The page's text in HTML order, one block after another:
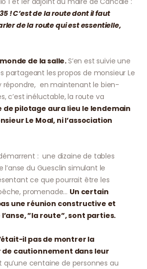
! C’est de la route dont il faut
de la route qui est essentielle,
de la salle.S’en est suivie une
partageant les propos de monsieur Le
répondre, en maintenant le bien-
c’est inéluctable, la route va
de pilotage aura lieu le lendemain
Le Moal, ni l’association
: une dizaine de tables
du Guesclin simulant le
ce que pourrait être les
promenade… Un certain
une réunion constructive et
”la route”, sont parties.
il pas de montrer la
cautionnement dans leur
qu’une centaine de personnes au